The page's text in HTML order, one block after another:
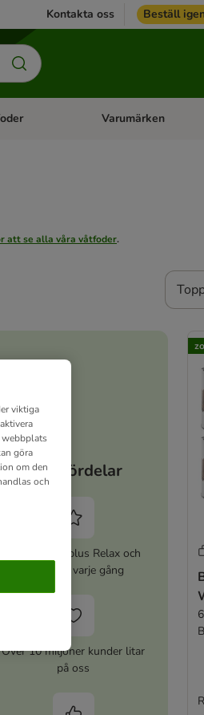
Kontakta oss Beställ
menu: Häst Open category menu:
Varumärken
att se alla våra våtfoder.
Dina fördelar
Aktivera zooplus Relax och
spara 5% varje gång
Över 10 miljoner kunder litar
på oss
viktiga
webbplats
göra
om den
och